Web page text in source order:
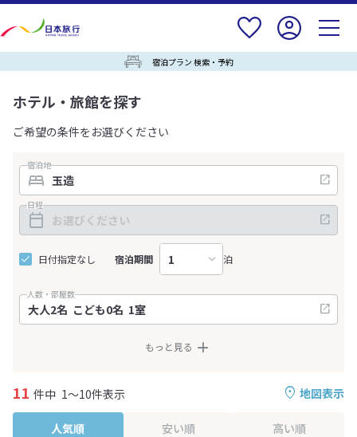
宿泊プラン 検索・予約
ホテル・旅館を探す
ご希望の条件をお選びください
宿泊地
日程
日付指定なし 宿泊期間 泊
人数・部屋数
もっと見る
地図表示
11 件中 1～10件表示
人気順 安い順 高い順